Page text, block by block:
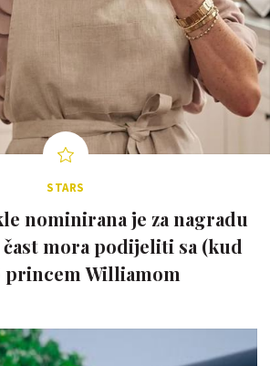
STARS
nominirana je za nagradu
mora podijeliti sa (kud
princem Williamom